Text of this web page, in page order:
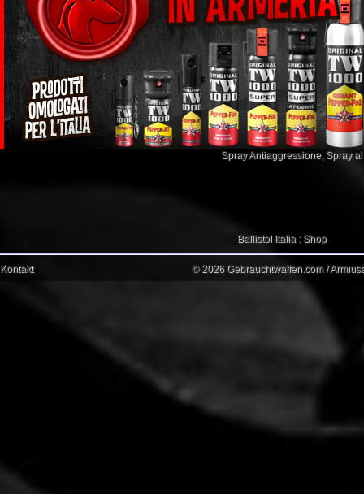
Spray Antiaggressione, Spray
Ballistol Italia : Shop
Kontakt © 2026 Gebrauchtwaffen.com /